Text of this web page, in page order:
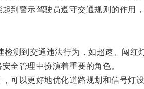
警示驾驶员遵守交通规则的作用，
到交通违法行为，如超速、闯红
管理中扮演着重要的角色。
以更好地优化道路规划和信号灯设